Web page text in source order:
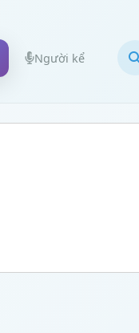
Người kể